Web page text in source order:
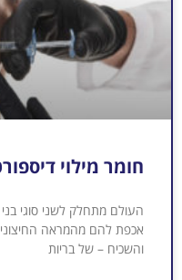
חומר מילוי
העולם מתחלק לשני סוגי
אכפת להם מהמראה החיצוני
והשכיח – של בריות